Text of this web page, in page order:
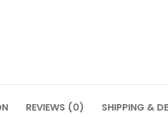
REVIEWS (0) SHIPPING &